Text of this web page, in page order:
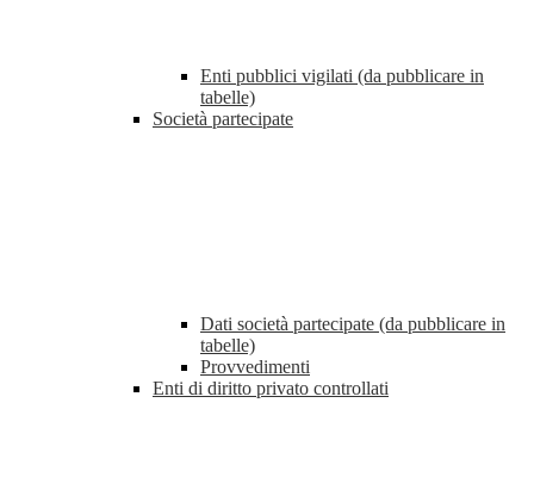
Enti pubblici vigilati (da pubblicare in
tabelle)
Società partecipate
Dati società partecipate (da pubblicare in
tabelle)
Provvedimenti
Enti di diritto privato controllati